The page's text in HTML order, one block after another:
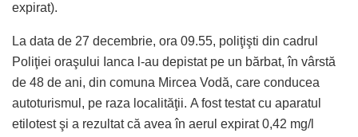
expirat).
La data de 27 decembrie, ora 09.55, poliţişti din cadrul
Poliţiei oraşului Ianca l-au depistat pe un bărbat, în vârstă
de 48 de ani, din comuna Mircea Vodă, care conducea
autoturismul, pe raza localităţii. A fost testat cu aparatul
etilotest şi a rezultat că avea în aerul expirat 0,42 mg/l